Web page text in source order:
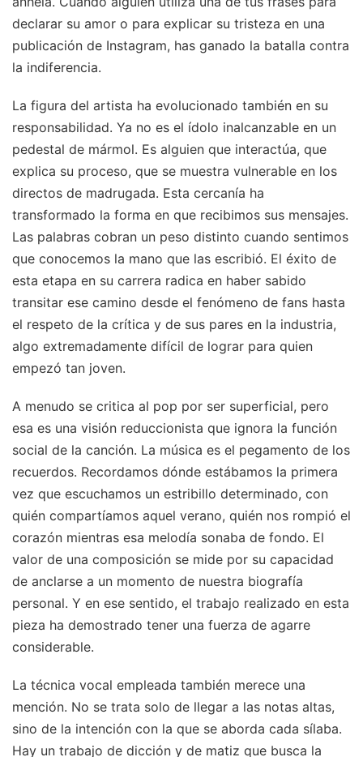
declarar su amor o para explicar su tristeza en una
publicación de Instagram, has ganado la batalla contra
la indiferencia.
La figura del artista ha evolucionado también en su
responsabilidad. Ya no es el ídolo inalcanzable en un
pedestal de mármol. Es alguien que interactúa, que
explica su proceso, que se muestra vulnerable en los
directos de madrugada. Esta cercanía ha
transformado la forma en que recibimos sus mensajes.
Las palabras cobran un peso distinto cuando sentimos
que conocemos la mano que las escribió. El éxito de
esta etapa en su carrera radica en haber sabido
transitar ese camino desde el fenómeno de fans hasta
el respeto de la crítica y de sus pares en la industria,
algo extremadamente difícil de lograr para quien
empezó tan joven.
A menudo se critica al pop por ser superficial, pero
esa es una visión reduccionista que ignora la función
social de la canción. La música es el pegamento de los
recuerdos. Recordamos dónde estábamos la primera
vez que escuchamos un estribillo determinado, con
quién compartíamos aquel verano, quién nos rompió el
corazón mientras esa melodía sonaba de fondo. El
valor de una composición se mide por su capacidad
de anclarse a un momento de nuestra biografía
personal. Y en ese sentido, el trabajo realizado en esta
pieza ha demostrado tener una fuerza de agarre
considerable.
La técnica vocal empleada también merece una
mención. No se trata solo de llegar a las notas altas,
sino de la intención con la que se aborda cada sílaba.
Hay un trabajo de dicción y de matiz que busca la